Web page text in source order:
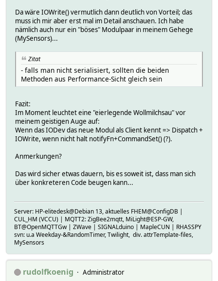
Da wäre IOWrite() vermutlich dann deutlich von Vorteil; das
muss ich mir aber erst mal im Detail anschauen. Ich habe
nämlich auch nur ein "böses" Modulpaar in meinem Gehege
(MySensors)...
Zitat
- falls man nicht serialisiert, sollten die beiden
Methoden aus Performance-Sicht gleich sein
Fazit:
Im Moment leuchtet eine "eierlegende Wollmilchsau" vor
meinem geistigen Auge auf:
Wenn das IODev das neue Modul als Client kennt => Dispatch +
IOWrite, wenn nicht halt notifyFn+CommandSet() (?).
Anmerkungen?
Das wird sicher etwas dauern, bis es soweit ist, dass man sich
über konkreteren Code beugen kann...
Server: HP-elitedesk@Debian 13, aktuelles FHEM@ConfigDB |
CUL_HM (VCCU) | MQTT2: ZigBee2mqtt, MiLight@ESP-GW,
BT@OpenMQTTGw | ZWave | SIGNALduino | MapleCUN | RHASSPY
svn: u.a Weekday-&RandomTimer, Twilight, div. attrTemplate-files,
MySensors
rudolfkoenig
Administrator